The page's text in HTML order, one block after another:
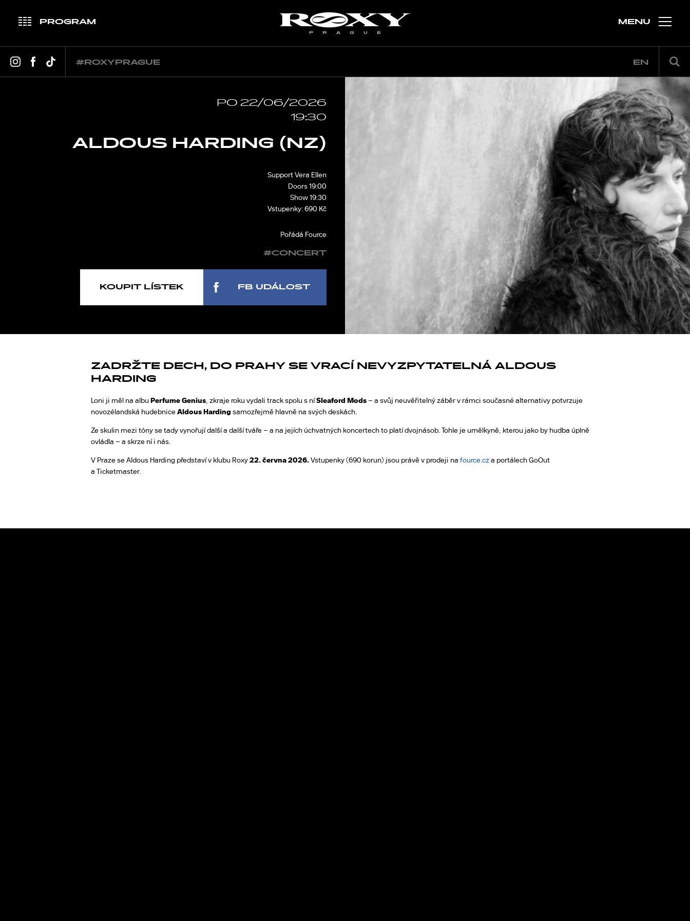
PROGRAM MENU
BŘEZEN DUBEN
#ROXYPRAGUE EN
PO 22/06/2026
19:30
ALDOUS HARDING (NZ)
Support Vera Ellen
Doors 19:00
Show 19:30
Vstupenky: 690 Kč
Pořádá Fource
#CONCERT
KOUPIT LÍSTEK FB UDÁLOST
ZADRŽTE DECH, DO PRAHY SE VRACÍ NEVYZPYTATELNÁ ALDOUS
HARDING
Loni ji měl na albu Perfume Genius , zkraje roku vydali track spolu s níSleaford Mods – a svůj neuvěřitelný záběr v rámci současné alternativy potvrzuje
novozélandská hudebniceAldous Harding samozřejmě hlavně na svých deskách.
Ze skulin mezi tóny se tady vynořují další a další tváře – a na jejích úchvatných koncertech to platí dvojnásob. Tohle je umělkyně, kterou jako by hudba úplně
ovládla – a skrze ní i nás.
V Praze se Aldous Harding představí v klubu Roxy22. června 2026.Vstupenky (690 korun) jsou právě v prodeji na fource.cza portálech GoOut
a Ticketmaster.